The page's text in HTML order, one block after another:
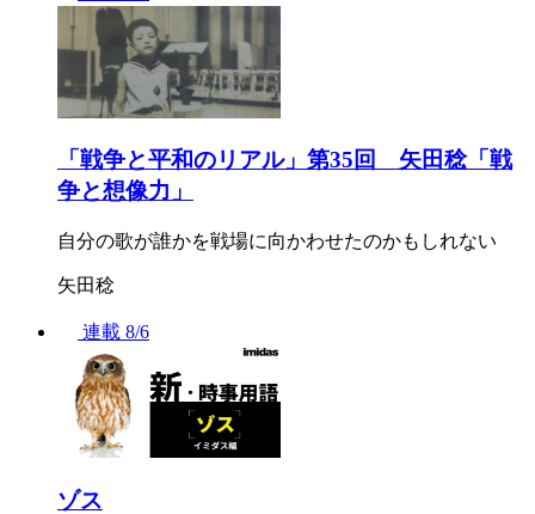
「戦争と平和のリアル」第35回 矢田稔「戦
争と想像力」
自分の歌が誰かを戦場に向かわせたのかもしれない
矢田稔
連載 8/6
ゾス